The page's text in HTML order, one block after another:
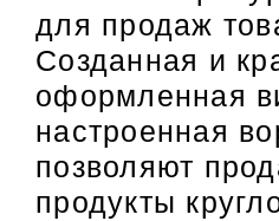
для продаж
Созданная и
оформленная
настроенная
позволяют
продукты